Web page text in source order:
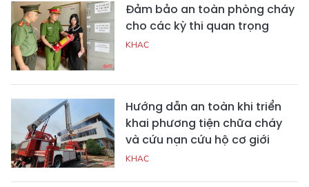
Đảm bảo an toàn phòng cháy
cho các kỳ thi quan trọng
KHAC
Hướng dẫn an toàn khi triển
khai phương tiện chữa cháy
và cứu nạn cứu hộ cơ giới
KHAC